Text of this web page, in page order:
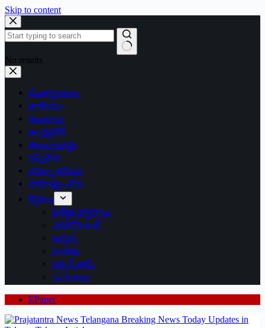
Skip to content
No results
ముఖ్యాంశాలు
జాతీయం
తెలంగాణ
ఆంధ్రప్రదేశ్
తెలంగాణార్థం
సన్నివేశం
బొమ్మా బొరుసు
సాహిత్యం-శోభ
శీర్షికలు
ప్రత్యేక వ్యాసాలు
ఎడిటోరియల్
అరుగు
సంకేతం
దక్కన్.కామ్
24 గంటలు
EPaper